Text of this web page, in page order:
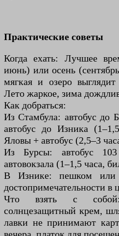
Практические советы
Когда ехать: Лучшее
июнь) или осень
мягкая и озеро
Лето жаркое, зима
Как добраться:
Из Стамбула: автобус до
автобус до Изника
Яловы + автобус (2,5–3
Из Бурсы: автобус
автовокзала (1–1,5 часа,
В Изнике: пешком или
достопримечательности в
Что взять с
солнцезащитный крем,
лавки не принимают